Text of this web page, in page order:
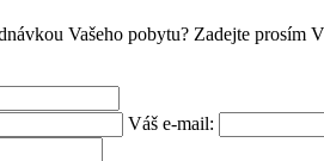
Vašeho pobytu? Zadejte prosím
Váš e-mail: